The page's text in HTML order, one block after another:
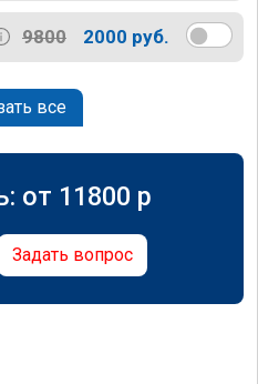
9800 2000 руб.
все
от 11800 p
Задать вопрос